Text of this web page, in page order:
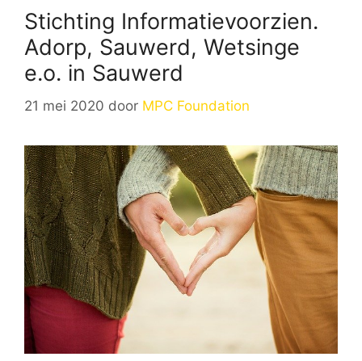
Stichting Informatievoorzien.
Adorp, Sauwerd, Wetsinge
e.o. in Sauwerd
21 mei 2020 door MPC Foundation